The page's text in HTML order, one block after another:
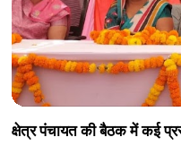
क्षेत्र पंचायत की बैठक में कई